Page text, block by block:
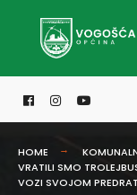
HOME
VRATILI SMO
VOZI SVOJOM
for: